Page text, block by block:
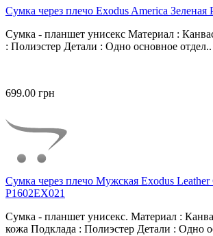
Сумка через плечо Exodus America Зеленая
Сумка - планшет унисекс Материал :
: Полиэстер Детали : Одно основное отдел..
699.00 грн
Сумка через плечо Мужская Exodus
P1602EX021
Сумка - планшет унисекс. Материал :
кожа Подклада : Полиэстер Детали : Одно